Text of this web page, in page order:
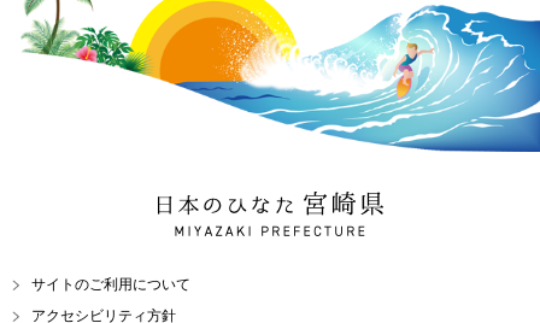
日本のひなた 宮崎県
MIYAZAKI PREFECTURE
サイトのご利用について
アクセシビリティ方針